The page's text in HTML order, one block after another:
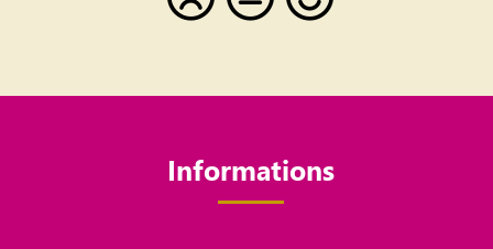
Informations